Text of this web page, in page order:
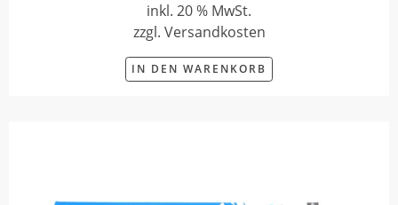
inkl. 20 % MwSt.
zzgl. Versandkosten
IN DEN WARENKORB